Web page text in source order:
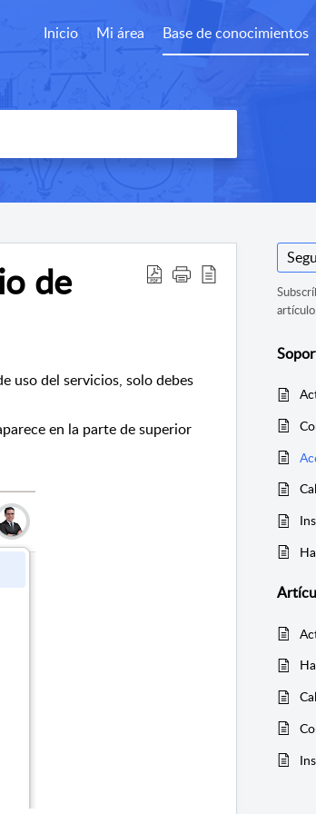
Inicio Mi área Base de conocimientos
de
uso del servicios, solo debes
en la parte de superior